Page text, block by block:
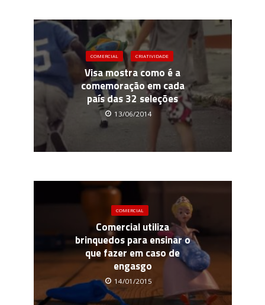
COMERCIAL CRIATIVIDADE
Visa mostra como é a
comemoração em cada
país das 32 seleções
13/06/2014
COMERCIAL
Comercial utiliza
brinquedos para ensinar o
que fazer em caso de
engasgo
14/01/2015